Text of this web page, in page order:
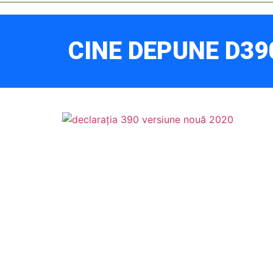
CINE DEPUNE